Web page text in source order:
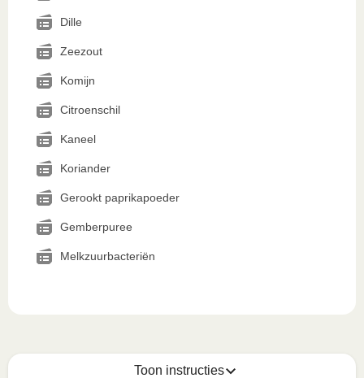
Dille
Zeezout
Komijn
Citroenschil
Kaneel
Koriander
Gerookt paprikapoeder
Gemberpuree
Melkzuurbacteriën
Toon instructies